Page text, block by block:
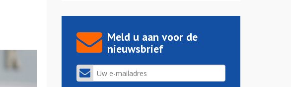
Meld u aan voor de
nieuwsbrief